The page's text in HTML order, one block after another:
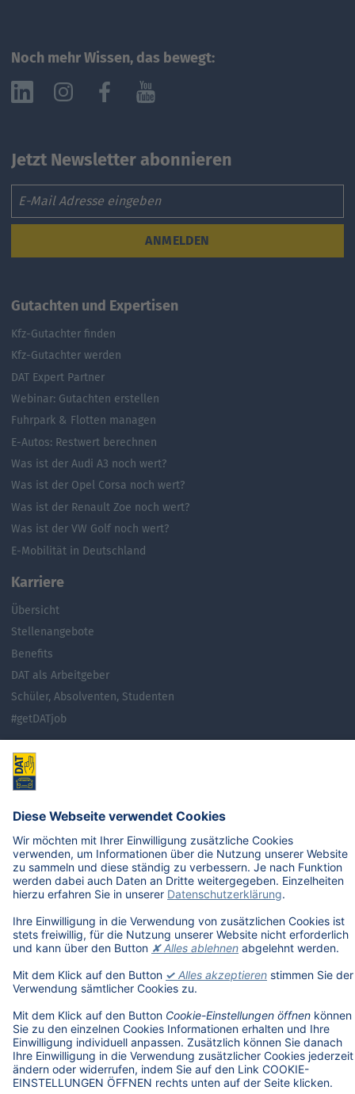
Noch mehr Wissen, das bewegt:
Jetzt Newsletter abonnieren
ANMELDEN
Gutachten und Expertisen
Kfz-Gutachter finden
Kfz-Gutachter werden
DAT Expert Partner
Webinar: Gutachten erstellen
Fuhrpark & Flotten managen
E-Autos: Restwert berechnen
Was ist der Audi A3 noch wert?
Was ist der Opel Corsa noch wert?
Was ist der Renault Zoe noch wert?
Was ist der VW Golf noch wert?
E-Mobilität in Deutschland
Karriere
Übersicht
Stellenangebote
Benefits
DAT als Arbeitgeber
Schüler, Absolventen, Studenten
#getDATjob
Unternehmen
DAT International
DAT Historie
Nachhaltigkeit
Informationssicherheit
Anfahrt
Lizenzhinweise Dritter
IMPRESSUM
DATENSCHUTZ COOKIE-EINSTELLUNGEN ÖFFNEN AGB